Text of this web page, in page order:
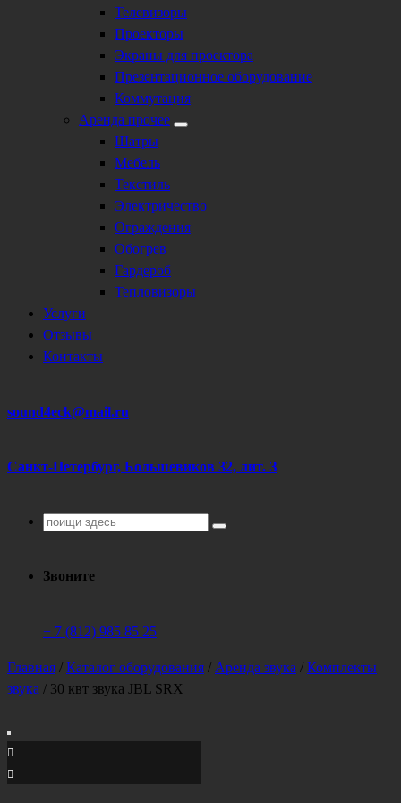
Телевизоры
Проекторы
Экраны для проектора
Презентационное оборудование
Коммутация
Аренда прочее
Шатры
Мебель
Текстиль
Электричество
Ограждения
Обогрев
Гардероб
Тепловизоры
Услуги
Отзывы
Контакты
sound4eck@mail.ru
Санкт-Петербург, Большевиков 32, лит. З
Поиск
Звоните
+ 7 (812) 985 85 25
Главная / Каталог оборудования / Аренда звука / Комплекты
звука / 30 квт звука JBL SRX